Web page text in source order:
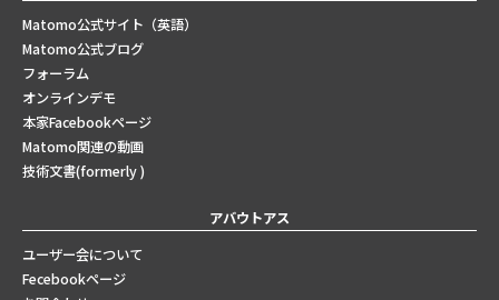
Matomo公式サイト（英語）
Matomo公式ブログ
フォーラム
オンラインデモ
本家Facebookページ
Matomo関連の動画
技術文書(formerly )
アバウトアス
ユーザー会について
Fecebookページ